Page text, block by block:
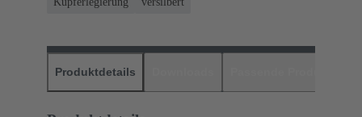
Produktdetails